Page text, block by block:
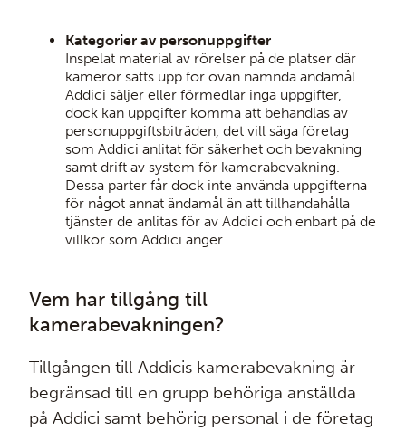
Kategorier av personuppgifter
Inspelat material av rörelser på de platser där
kameror satts upp för ovan nämnda ändamål.
Addici säljer eller förmedlar inga uppgifter,
dock kan uppgifter komma att behandlas av
personuppgiftsbiträden, det vill säga företag
som Addici anlitat för säkerhet och bevakning
samt drift av system för kamerabevakning.
Dessa parter får dock inte använda uppgifterna
för något annat ändamål än att tillhandahålla
tjänster de anlitas för av Addici och enbart på de
villkor som Addici anger.
Vem har tillgång till
kamerabevakningen?
Tillgången till Addicis kamerabevakning är
begränsad till en grupp behöriga anställda
på Addici samt behörig personal i de företag